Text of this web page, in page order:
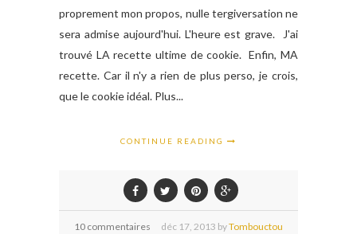
proprement mon propos, nulle tergiversation ne
sera admise aujourd'hui. L'heure est grave. J'ai
trouvé LA recette ultime de cookie. Enfin, MA
recette. Car il n'y a rien de plus perso, je crois,
que le cookie idéal. Plus...
CONTINUE READING
10 commentaires déc 17, 2013 byTombouctou